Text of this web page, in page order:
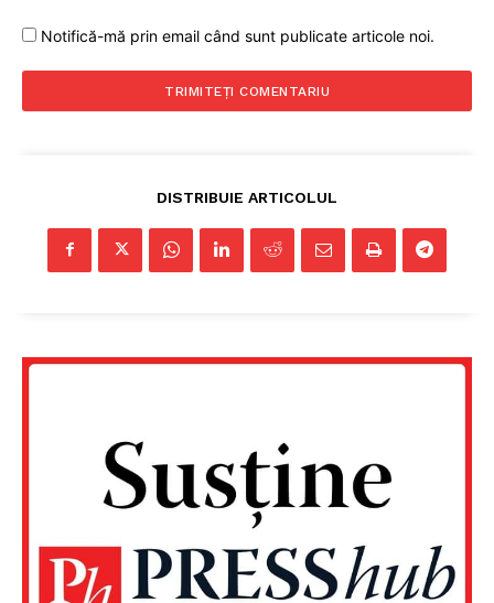
Notifică-mă prin email când sunt publicate articole noi.
DISTRIBUIE ARTICOLUL